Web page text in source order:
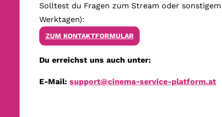
Solltest du Fragen zum Stream oder
Werktagen):
ZUM KONTAKTFORMULAR
Du erreichst uns auch unter:
E-Mail: support@cinema-service-platform.at